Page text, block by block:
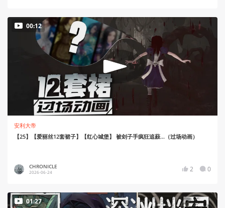
00:12
安利大帝
【25】【爱丽丝12套裙子】【红心城堡】 被刽子手疯狂追蔱...（过场动画）
CHRONICLE
2026-06-24 2 0
01:27